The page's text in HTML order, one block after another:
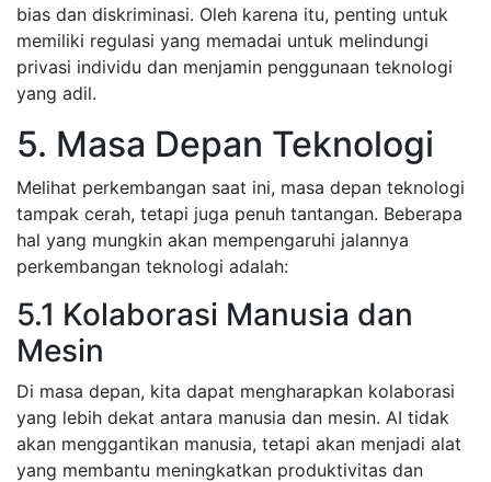
bias dan diskriminasi. Oleh karena itu, penting untuk
memiliki regulasi yang memadai untuk melindungi
privasi individu dan menjamin penggunaan teknologi
yang adil.
5. Masa Depan Teknologi
Melihat perkembangan saat ini, masa depan teknologi
tampak cerah, tetapi juga penuh tantangan. Beberapa
hal yang mungkin akan mempengaruhi jalannya
perkembangan teknologi adalah:
5.1 Kolaborasi Manusia dan
Mesin
Di masa depan, kita dapat mengharapkan kolaborasi
yang lebih dekat antara manusia dan mesin. AI tidak
akan menggantikan manusia, tetapi akan menjadi alat
yang membantu meningkatkan produktivitas dan